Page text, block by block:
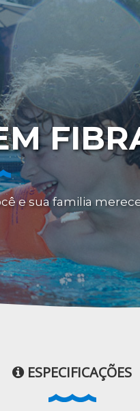
e sua familia
ESPECIFICAÇÕES